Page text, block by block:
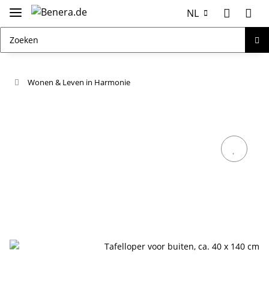
NL
Wonen & Leven in Harmonie